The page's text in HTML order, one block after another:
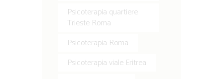
Psicoterapia quartiere
Trieste Roma
Psicoterapia Roma
Psicoterapia viale Eritrea